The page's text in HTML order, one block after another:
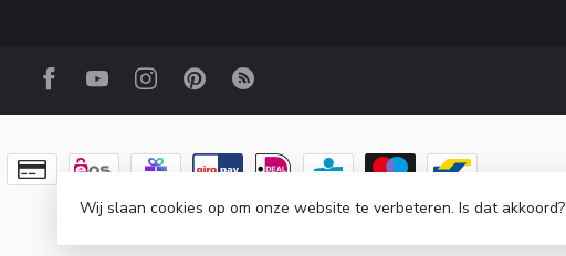
© Copyright 2026 Haakpret
Wij slaan cookies op om onze website te verbeteren. Is dat akkoord?